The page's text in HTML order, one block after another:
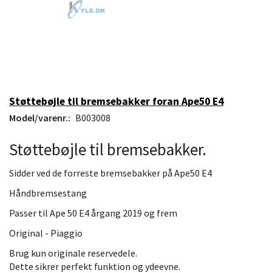
Støttebøjle til bremsebakker foran Ape50 E4
Model/varenr.: B003008
Støttebøjle til bremsebakker.
Sidder ved de forreste bremsebakker på Ape50 E4
Håndbremsestang
Passer til Ape 50 E4 årgang 2019 og frem
Original - Piaggio
Brug kun originale reservedele.
Dette sikrer perfekt funktion og ydeevne.